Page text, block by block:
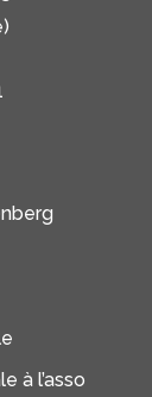
à l’asso